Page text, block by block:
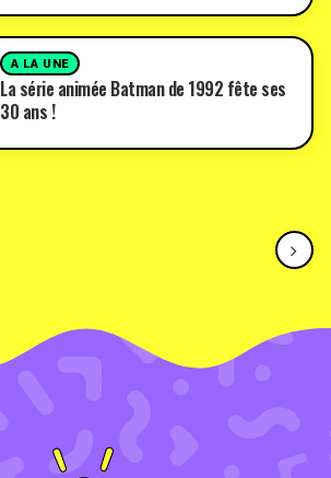
A LA UNE
La série animée Batman de 1992 fête ses
30 ans !